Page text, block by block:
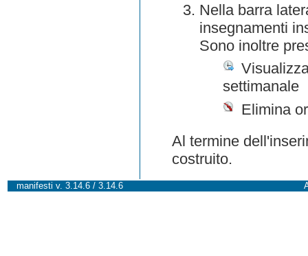
Nella barra
insegnamenti
Sono inoltre
settimanale
Elimina
Al termine
costruito.
manifesti v. 3.14.6 / 3.14.6